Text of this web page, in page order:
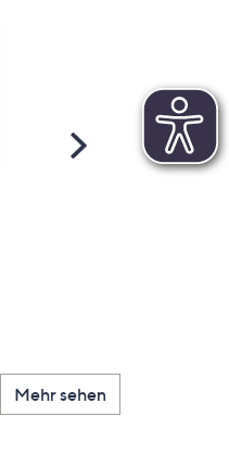
Scroll
Mehr sehen